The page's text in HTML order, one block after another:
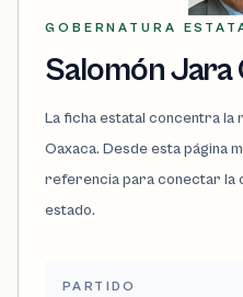
GOBERNATURA
Salomón Jara
La ficha estatal concentra
Oaxaca. Desde esta página
referencia para conectar la
estado.
PARTIDO